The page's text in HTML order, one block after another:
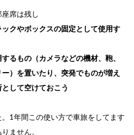
席は残し
ックやボックスの固定として使用す
るもの（カメラなどの機材、鞄、
）を置いたり、突発でものが増え
して空けておこう
1年間この使い方で車旅をしてます
ません。